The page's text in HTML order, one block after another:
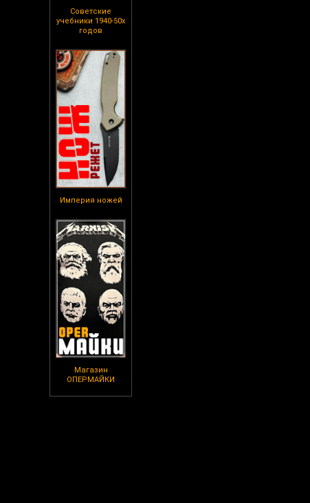
Советские
учебники 1940-50х
годов
Империя ножей
Магазин
ОПЕРМАЙКИ